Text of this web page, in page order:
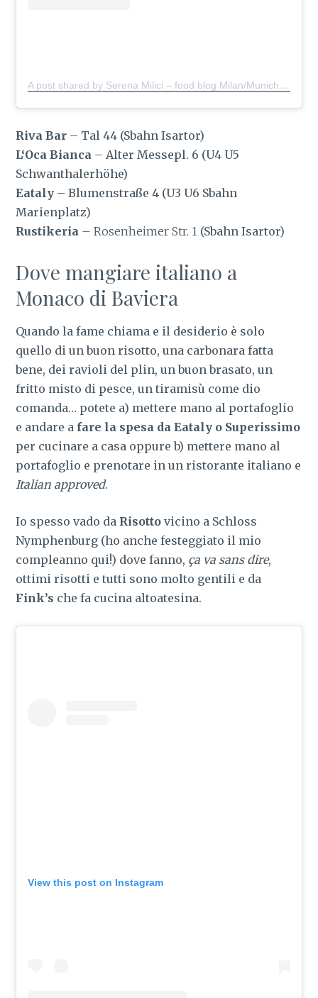
A post shared by Serena Milici – food blog Milan/Munich
Riva Bar – Tal 44 (Sbahn Isartor)
L‘Oca Bianca – Alter Messepl. 6 (U4 U5
Schwanthalerhöhe)
Eataly – Blumenstraße 4 (U3 U6 Sbahn
Marienplatz)
Rustikeria – Rosenheimer Str. 1 (Sbahn Isartor)
Dove mangiare italiano a
Monaco di Baviera
Quando la fame chiama e il desiderio è solo
quello di un buon risotto, una carbonara fatta
bene, dei ravioli del plin, un buon brasato, un
fritto misto di pesce, un tiramisù come dio
comanda… potete a) mettere mano al portafoglio
e andare a fare la spesa da Eataly o Superissimo
per cucinare a casa oppure b) mettere mano al
portafoglio e prenotare in un ristorante italiano e
Italian approved.
Io spesso vado da Risottovicino a Schloss
Nymphenburg (ho anche festeggiato il mio
compleanno qui!) dove fanno, ça va sans dire,
ottimi risotti e tutti sono molto gentili e da
Fink’s che fa cucina altoatesina.
View this post on Instagram